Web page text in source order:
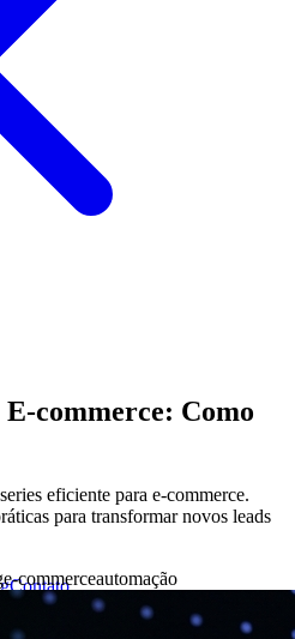
Contato
commerce: Como
eficiente para e-commerce.
para transformar novos leads
e-commerceautomação